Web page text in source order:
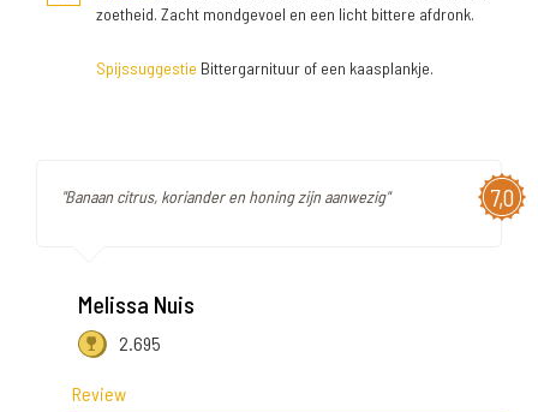
zoetheid. Zacht mondgevoel en een licht bittere afdronk.
Spijssuggestie Bittergarnituur of een kaasplankje.
7,0
"Banaan citrus, koriander en honing zijn aanwezig"
Melissa Nuis
2.695
Review